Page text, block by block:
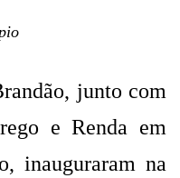
junto com
e Renda em
inauguraram na